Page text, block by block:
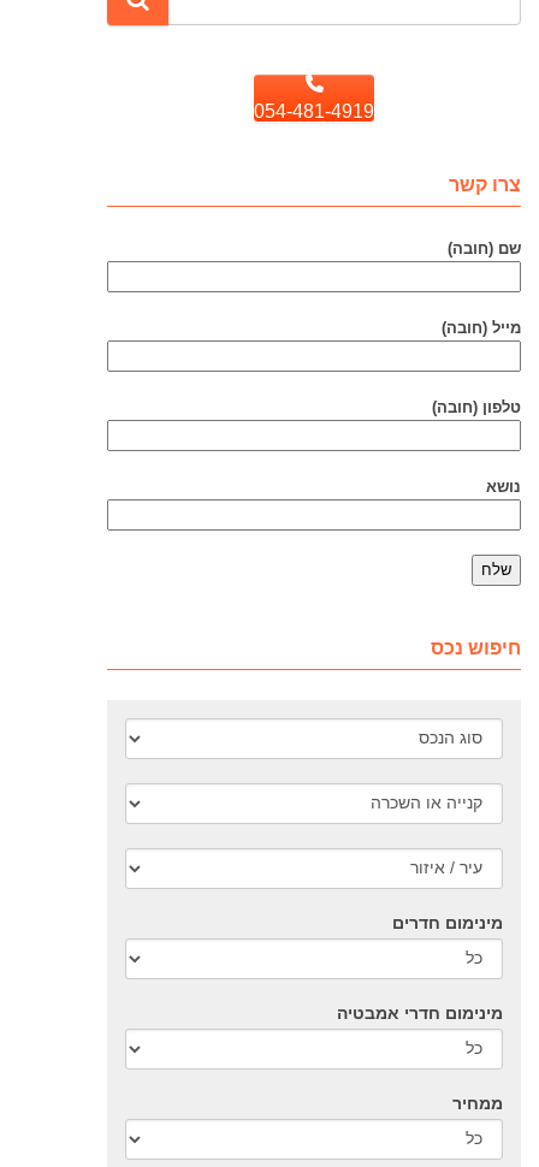
054-481-4919
צרו קשר
שם (חובה)
מייל (חובה)
טלפון (חובה)
נושא
חיפוש נכס
מינימום חדרים
מינימום חדרי אמבטיה
ממחיר